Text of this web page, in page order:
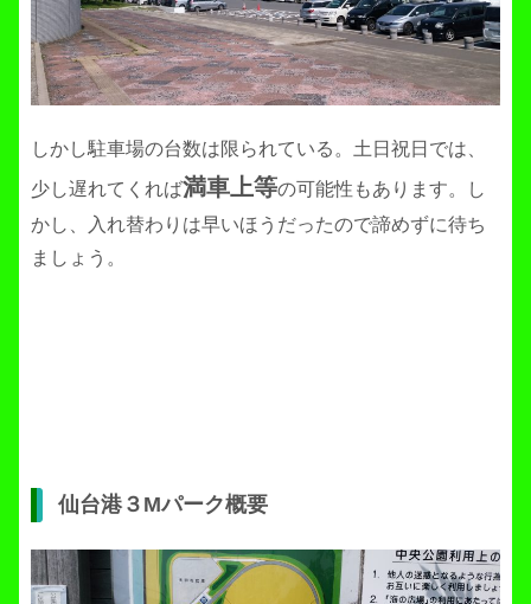
しかし駐車場の台数は限られている。土日祝日では、
少し遅れてくれば満車上等の可能性もあります。し
かし、入れ替わりは早いほうだったので諦めずに待ち
ましょう。
仙台港３Mパーク概要